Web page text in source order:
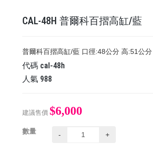
CAL-48H 普爾科百摺高缸/藍
普爾科百摺高缸/藍 口徑:48公分 高:51公分
代碼 cal-48h
人氣 988
建議售價 $6,000
數量 - +